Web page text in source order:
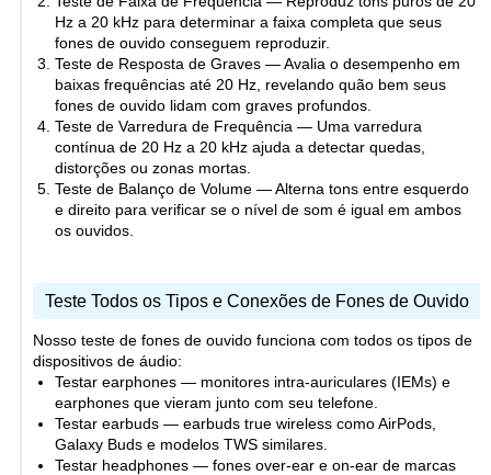
Hz a 20 kHz para determinar a faixa completa que seus
fones de ouvido conseguem reproduzir.
Teste de Resposta de Graves — Avalia o desempenho em
baixas frequências até 20 Hz, revelando quão bem seus
fones de ouvido lidam com graves profundos.
Teste de Varredura de Frequência — Uma varredura
contínua de 20 Hz a 20 kHz ajuda a detectar quedas,
distorções ou zonas mortas.
Teste de Balanço de Volume — Alterna tons entre esquerdo
e direito para verificar se o nível de som é igual em ambos
os ouvidos.
Teste Todos os Tipos e Conexões de Fones de Ouvido
Nosso teste de fones de ouvido funciona com todos os tipos de
dispositivos de áudio:
Testar earphones — monitores intra-auriculares (IEMs) e
earphones que vieram junto com seu telefone.
Testar earbuds — earbuds true wireless como AirPods,
Galaxy Buds e modelos TWS similares.
Testar headphones — fones over-ear e on-ear de marcas